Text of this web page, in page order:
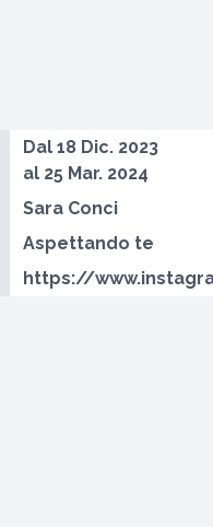
Dal 18 Dic. 2023
al 25 Mar. 2024
Sara Conci
Aspettando te
https://